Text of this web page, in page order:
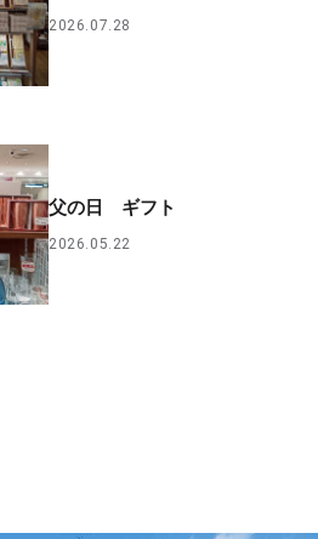
2026.07.28
父の日 ギフト
2026.05.22